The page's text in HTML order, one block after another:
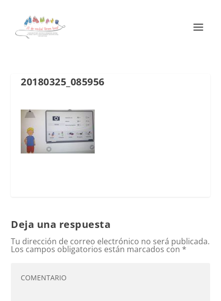
20180325_085956
Deja una respuesta
Tu dirección de correo electrónico no será publicada.
Los campos obligatorios están marcados con *